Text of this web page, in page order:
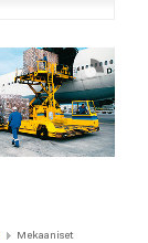
Mekaaniset